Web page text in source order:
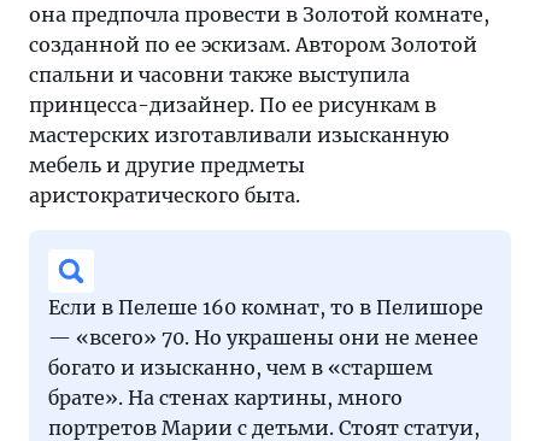
она предпочла провести в Золотой комнате,
созданной по ее эскизам. Автором Золотой
спальни и часовни также выступила
принцесса-дизайнер. По ее рисункам в
мастерских изготавливали изысканную
мебель и другие предметы
аристократического быта.
Если в Пелеше 160 комнат, то в Пелишоре
— «всего» 70. Но украшены они не менее
богато и изысканно, чем в «старшем
брате». На стенах картины, много
портретов Марии с детьми. Стоят статуи,